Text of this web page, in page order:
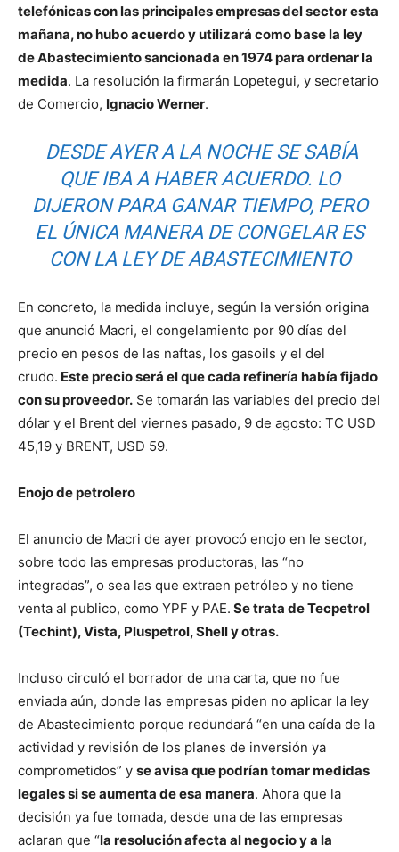
telefónicas con las principales empresas del sector esta
mañana, no hubo acuerdo y utilizará como base la ley
de Abastecimiento sancionada en 1974 para ordenar la
medida. La resolución la firmarán Lopetegui, y secretario
de Comercio, Ignacio Werner.
DESDE AYER A LA NOCHE SE SABÍA
QUE IBA A HABER ACUERDO. LO
DIJERON PARA GANAR TIEMPO, PERO
EL ÚNICA MANERA DE CONGELAR ES
CON LA LEY DE ABASTECIMIENTO
En concreto, la medida incluye, según la versión origina
que anunció Macri, el congelamiento por 90 días del
precio en pesos de las naftas, los gasoils y el del
crudo. Este precio será el que cada refinería había fijado
con su proveedor. Se tomarán las variables del precio del
dólar y el Brent del viernes pasado, 9 de agosto: TC USD
45,19 y BRENT, USD 59.
Enojo de petrolero
El anuncio de Macri de ayer provocó enojo en le sector,
sobre todo las empresas productoras, las “no
integradas”, o sea las que extraen petróleo y no tiene
venta al publico, como YPF y PAE. Se trata de Tecpetrol
(Techint), Vista, Pluspetrol, Shell y otras.
Incluso circuló el borrador de una carta, que no fue
enviada aún, donde las empresas piden no aplicar la ley
de Abastecimiento porque redundará “en una caída de la
actividad y revisión de los planes de inversión ya
comprometidos” y se avisa que podrían tomar medidas
legales si se aumenta de esa manera. Ahora que la
decisión ya fue tomada, desde una de las empresas
aclaran que “la resolución afecta al negocio y a la